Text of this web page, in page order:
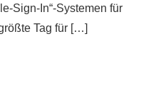
Sign-In“-Systemen für
Tag für […]